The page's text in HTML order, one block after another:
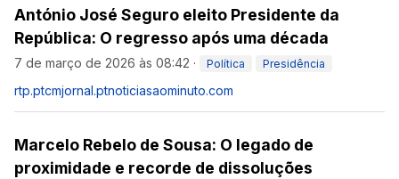
António José Seguro eleito Presidente da
República: O regresso após uma década
7 de março de 2026 às 08:42 · Política Presidência
rtp.ptcmjornal.ptnoticiasaominuto.com
Marcelo Rebelo de Sousa: O legado de
proximidade e recorde de dissoluções